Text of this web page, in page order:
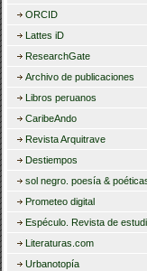
ORCID
Lattes iD
ResearchGate
Archivo de publicaciones
Libros peruanos
CaribeAndo
Revista Arquitrave
Destiempos
sol negro. poesía &
Prometeo digital
Espéculo. Revista de
Literaturas.com
Urbanotopía